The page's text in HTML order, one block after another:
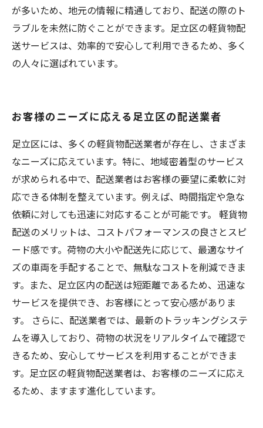
が多いため、地元の情報に精通しており、配送の際のト
ラブルを未然に防ぐことができます。足立区の軽貨物配
送サービスは、効率的で安心して利用できるため、多く
の人々に選ばれています。
お客様のニーズに応える足立区の配送業者
足立区には、多くの軽貨物配送業者が存在し、さまざま
なニーズに応えています。特に、地域密着型のサービス
が求められる中で、配送業者はお客様の要望に柔軟に対
応できる体制を整えています。例えば、時間指定や急な
依頼に対しても迅速に対応することが可能です。 軽貨物
配送のメリットは、コストパフォーマンスの良さとスピ
ード感です。荷物の大小や配送先に応じて、最適なサイ
ズの車両を手配することで、無駄なコストを削減できま
す。また、足立区内の配送は短距離であるため、迅速な
サービスを提供でき、お客様にとって安心感がありま
す。 さらに、配送業者では、最新のトラッキングシステ
ムを導入しており、荷物の状況をリアルタイムで確認で
きるため、安心してサービスを利用することができま
す。足立区の軽貨物配送業者は、お客様のニーズに応え
るため、ますます進化しています。